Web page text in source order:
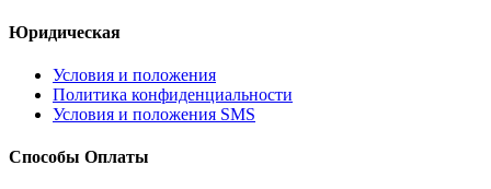
Юридическая
Условия и положения
Политика конфиденциальности
Условия и положения SMS
Способы Оплаты